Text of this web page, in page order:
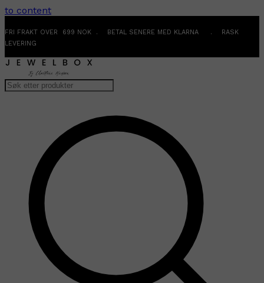
to content
FRI FRAKT OVER 699 NOK . BETAL SENERE MED KLARNA . RASK
LEVERING